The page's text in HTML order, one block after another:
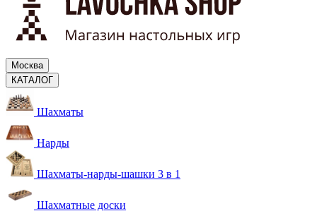
Москва
КАТАЛОГ
Шахматы
Нарды
Шахматы-нарды-шашки 3 в 1
Шахматные доски